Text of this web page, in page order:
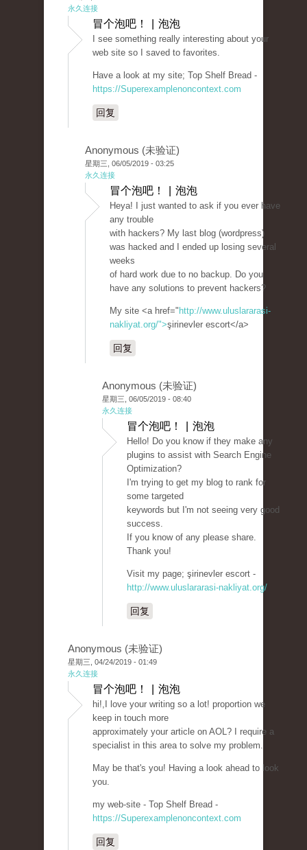
永久连接
冒个泡吧！ | 泡泡
I see something really interesting about your
web site so I saved to favorites.
Have a look at my site; Top Shelf Bread -
https://Superexamplenoncontext.com
回复
Anonymous (未验证)
星期三, 06/05/2019 - 03:25
永久连接
冒个泡吧！ | 泡泡
Heya! I just wanted to ask if you ever have
any trouble
with hackers? My last blog (wordpress)
was hacked and I ended up losing several
weeks
of hard work due to no backup. Do you
have any solutions to prevent hackers?
My site <a href=" http://www.uluslararasi-
nakliyat.org/">şirinevler escort</a>
回复
Anonymous (未验证)
星期三, 06/05/2019 - 08:40
永久连接
冒个泡吧！ | 泡泡
Hello! Do you know if they make any
plugins to assist with Search Engine
Optimization?
I'm trying to get my blog to rank for
some targeted
keywords but I'm not seeing very good
success.
If you know of any please share.
Thank you!
Visit my page; şirinevler escort -
http://www.uluslararasi-nakliyat.org/
回复
Anonymous (未验证)
星期三, 04/24/2019 - 01:49
永久连接
冒个泡吧！ | 泡泡
hi!,I love your writing so a lot! proportion we
keep in touch more
approximately your article on AOL? I require a
specialist in this area to solve my problem.
May be that's you! Having a look ahead to look
you.
my web-site - Top Shelf Bread -
https://Superexamplenoncontext.com
回复